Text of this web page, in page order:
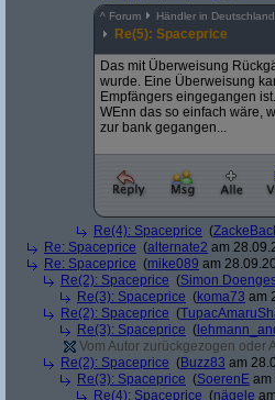
^ Forum Händler in
Re(5): Spaceprice
Das mit Überweisung
wurde. Eine Überweisung
Empfängers eingegangen ist.
WEnn das so einfach wäre,
zur bank gegangen...
Re(4): Spaceprice (
Re: Spaceprice (alternate2 am
Re: Spaceprice (mike089 am
Re(2): Spaceprice (Simon
Re(3): Spaceprice (koma73 am
Re(2): Spaceprice (
Re(3): Spaceprice (
Vom Autor zurückgezogen oder
Re(2): Spaceprice (Buzz83 am
Re(3): Spaceprice (SoerenE am
Re(4): Spaceprice (nägele